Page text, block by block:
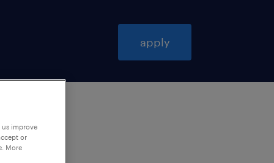
apply
improve
or
More